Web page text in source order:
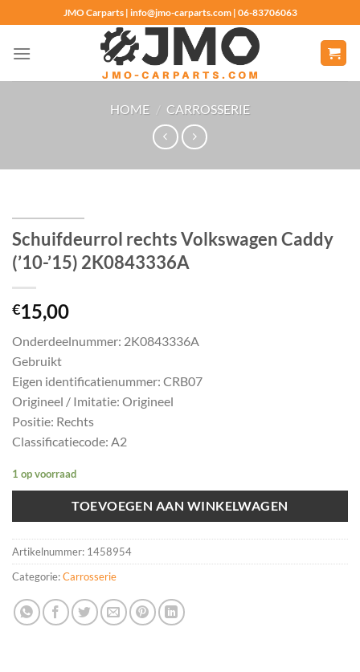
naar
inhoud
JMO Carparts | info@jmo-carparts.com | 06-83706063
HOME / CARROSSERIE
Schuifdeurrol rechts Volkswagen Caddy
(’10-’15) 2K0843336A
€15,00
Onderdeelnummer: 2K0843336A
Gebruikt
Eigen identificatienummer: CRB07
Origineel / Imitatie: Origineel
Positie: Rechts
Classificatiecode: A2
1 op voorraad
TOEVOEGEN AAN WINKELWAGEN
Artikelnummer: 1458954
Categorie:Carrosserie